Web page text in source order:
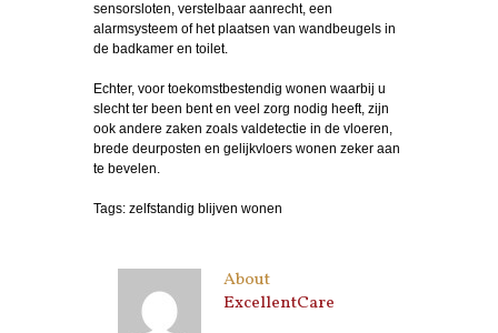
sensorsloten, verstelbaar aanrecht, een
alarmsysteem of het plaatsen van wandbeugels in
de badkamer en toilet.
Echter, voor toekomstbestendig wonen waarbij u
slecht ter been bent en veel zorg nodig heeft, zijn
ook andere zaken zoals valdetectie in de vloeren,
brede deurposten en gelijkvloers wonen zeker aan
te bevelen.
Tags: zelfstandig blijven wonen
About
ExcellentCare